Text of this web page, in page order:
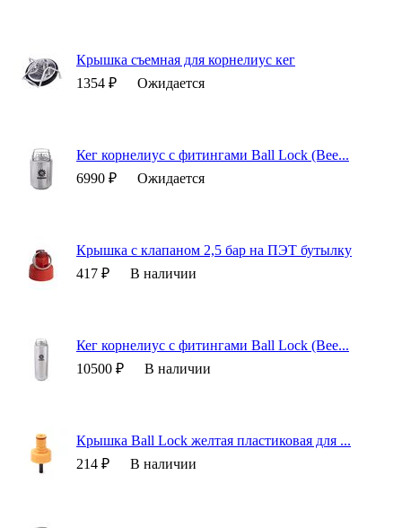
Крышка съемная для корнелиус кег
1354 ₽
Ожидается
Кег корнелиус с фитингами Ball Lock (Bee...
6990 ₽
Ожидается
Крышка с клапаном 2,5 бар на ПЭТ бутылку
417 ₽
В наличии
Кег корнелиус с фитингами Ball Lock (Bee...
10500 ₽
В наличии
Крышка Ball Lock желтая пластиковая для ...
214 ₽
В наличии